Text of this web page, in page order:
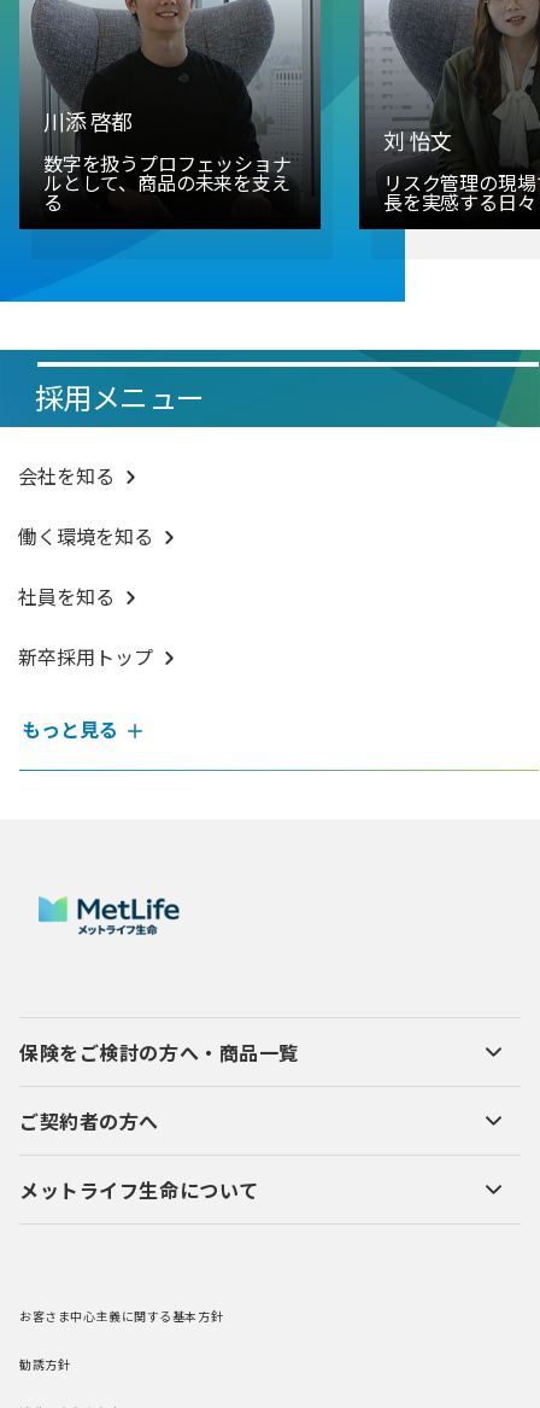
川添 啓都
数字を扱うプロフェッショナ
ルとして、商品の未来を支え
る
刘 怡文
リスク管理の現
長を実感する日々
採用メニュー
会社を知る
働く環境を知る
社員を知る
新卒採用トップ
もっと見る
保険をご検討の方へ・商品一覧
ご契約者の方へ
メットライフ生命について
お客さま中心主義に関する基本方針
勧誘方針